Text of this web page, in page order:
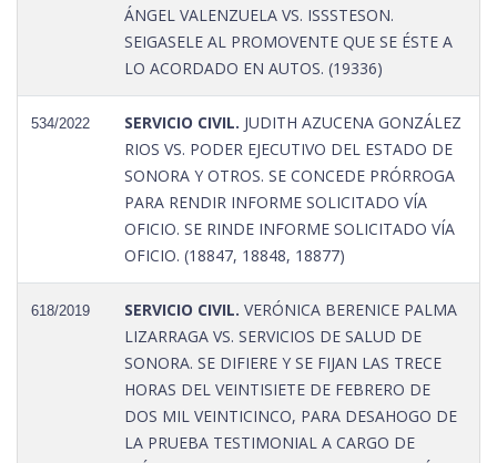
ÁNGEL VALENZUELA VS. ISSSTESON.
SEIGASELE AL PROMOVENTE QUE SE ÉSTE A
LO ACORDADO EN AUTOS. (19336)
534/2022 SERVICIO CIVIL. JUDITH AZUCENA GONZÁLEZ
RIOS VS. PODER EJECUTIVO DEL ESTADO DE
SONORA Y OTROS. SE CONCEDE PRÓRROGA
PARA RENDIR INFORME SOLICITADO VÍA
OFICIO. SE RINDE INFORME SOLICITADO VÍA
OFICIO. (18847, 18848, 18877)
618/2019 SERVICIO CIVIL. VERÓNICA BERENICE PALMA
LIZARRAGA VS. SERVICIOS DE SALUD DE
SONORA. SE DIFIERE Y SE FIJAN LAS TRECE
HORAS DEL VEINTISIETE DE FEBRERO DE
DOS MIL VEINTICINCO, PARA DESAHOGO DE
LA PRUEBA TESTIMONIAL A CARGO DE